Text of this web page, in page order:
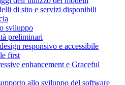
di sito e servizi disponibili
sviluppo
preliminari
responsivo e accessibile
first
enhancement e Graceful
allo sviluppo del software